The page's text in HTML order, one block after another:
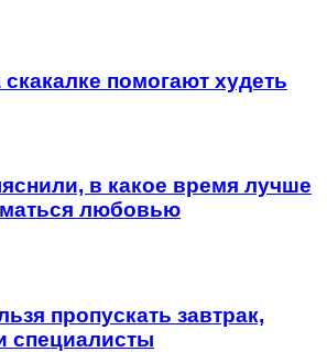
помогают худеть
в какое время лучше
любовью
пропускать завтрак,
специалисты